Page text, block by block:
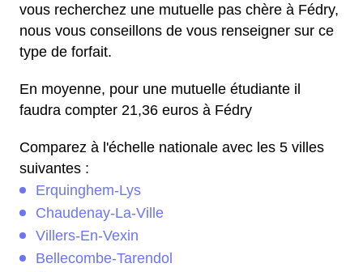
vous recherchez une mutuelle pas chère à Fédry,
nous vous conseillons de vous renseigner sur ce
type de forfait.
En moyenne, pour une mutuelle étudiante il
faudra compter 21,36 euros à Fédry
Comparez à l'échelle nationale avec les 5 villes
suivantes :
Erquinghem-Lys
Chaudenay-La-Ville
Villers-En-Vexin
Bellecombe-Tarendol